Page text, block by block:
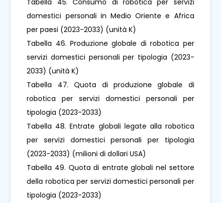
domestici personali in Medio Oriente e Africa
per paesi (2023-2033) (unità K)
Tabella 46. Produzione globale di robotica per
servizi domestici personali per tipologia (2023-
2033) (unità K)
Tabella 47. Quota di produzione globale di
robotica per servizi domestici personali per
tipologia (2023-2033)
Tabella 48. Entrate globali legate alla robotica
per servizi domestici personali per tipologia
(2023-2033) (milioni di dollari USA)
Tabella 49. Quota di entrate globali nel settore
della robotica per servizi domestici personali per
tipologia (2023-2033)